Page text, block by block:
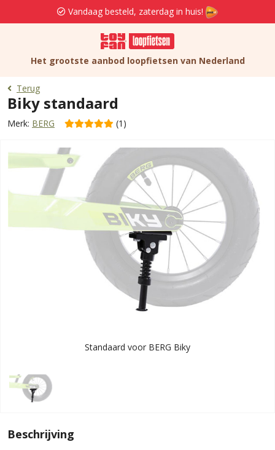
Vandaag besteld, zaterdag in huis!
Het grootste aanbod loopfietsen van Nederland
Terug
Biky standaard
Merk: BERG (1)
Standaard voor BERG Biky
Beschrijving